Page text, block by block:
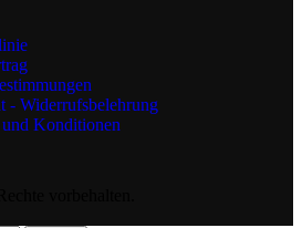
- Widerrufsbelehrung
Konditionen